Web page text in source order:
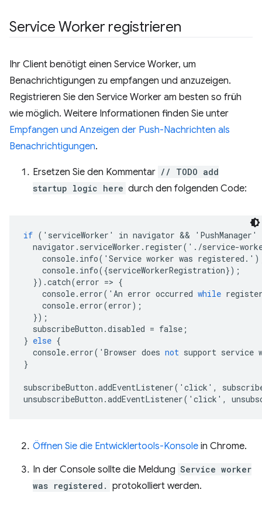
Service Worker registrieren
Ihr Client benötigt einen Service Worker, um
Benachrichtigungen zu empfangen und anzuzeigen.
Registrieren Sie den Service Worker am besten so früh
wie möglich. Weitere Informationen finden Sie unter
Empfangen und Anzeigen der Push-Nachrichten als
Benachrichtigungen.
Ersetzen Sie den Kommentar // TODO add
startup logic here durch den folgenden Code:
if (' serviceWorker ' in navigator && ' PushManager '
navigator . serviceWorker . register('. /service-
console. info(' Service worker was registered
console. info({serviceWorkerRegistration});
}).catch(error => {
console. error(' An error occurred while
console. error(error);
});
subscribeButton .disabled = false ;
} else {
console. error(' Browser does not support service
}
subscribeButton .addEventListener(' click ',
unsubscribeButton .addEventListener(' click ',
Öffnen Sie die Entwicklertools-Konsole in Chrome.
In der Console sollte die Meldung Service worker
was registered. protokolliert werden.